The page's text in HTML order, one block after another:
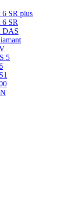
SR plus
SR
DAS
5